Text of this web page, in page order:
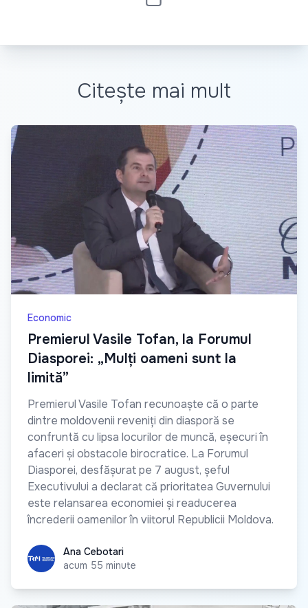
Citește mai mult
Economic
Premierul Vasile Tofan, la Forumul
Diasporei: „Mulți oameni sunt la
limită”
Premierul Vasile Tofan recunoaște că o parte
dintre moldovenii reveniți din diasporă se
confruntă cu lipsa locurilor de muncă, eșecuri în
afaceri și obstacole birocratice. La Forumul
Diasporei, desfășurat pe 7 august, șeful
Executivului a declarat că prioritatea Guvernului
este relansarea economiei și readucerea
încrederii oamenilor în viitorul Republicii Moldova.
Ana CebotariAna Cebotari
acum 55 minute